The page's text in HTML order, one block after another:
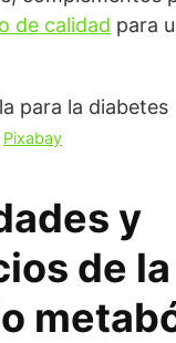
de calidad para
Pixabay
y
de